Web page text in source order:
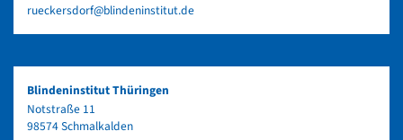
rueckersdorf@blindeninstitut.de
Blindeninstitut Thüringen
Notstraße 11
98574 Schmalkalden